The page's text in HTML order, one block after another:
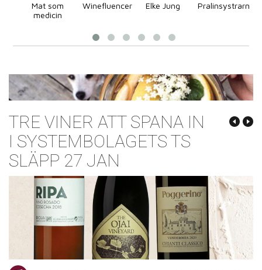
Mat som
medicin
Winefluencer Elke Jung
Pralinsystrarna
TRE VINER ATT SPANA IN
I SYSTEMBOLAGETS TS
SLÄPP 27 JAN